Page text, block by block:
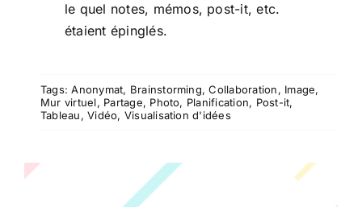
le quel notes, mémos, post-it, etc.
étaient épinglés.
Tags:Anonymat, Brainstorming,Collaboration, Image,
Mur virtuel, Partage, Photo, Planification, Post-it,
Tableau,Vidéo, Visualisation d'idées